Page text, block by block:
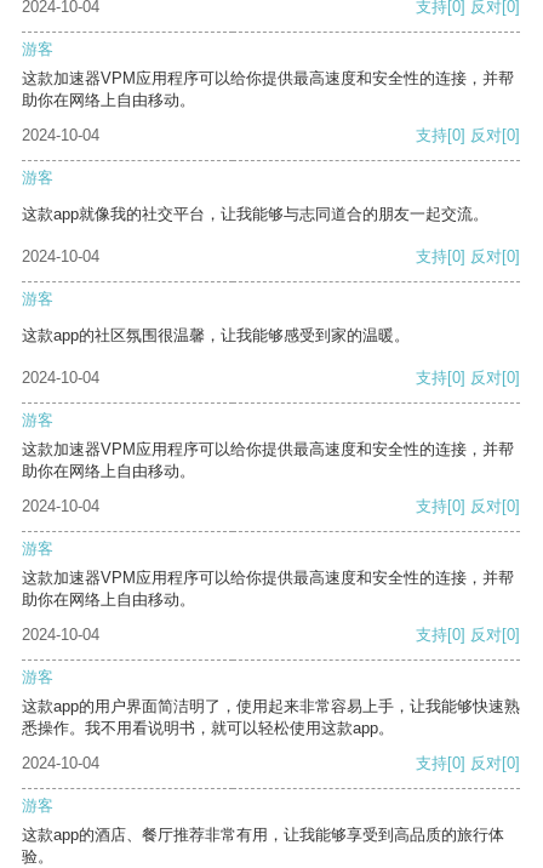
2024-10-04
支持[0] 反对[0]
游客
这款加速器VPM应用程序可以给你提供最高速度和安全性的连接，并帮
助你在网络上自由移动。
2024-10-04
支持[0] 反对[0]
游客
这款app就像我的社交平台，让我能够与志同道合的朋友一起交流。
2024-10-04 支持[0] 反对[0]
游客
这款app的社区氛围很温馨，让我能够感受到家的温暖。
2024-10-04 支持[0] 反对[0]
游客
这款加速器VPM应用程序可以给你提供最高速度和安全性的连接，并帮
助你在网络上自由移动。
2024-10-04
支持[0] 反对[0]
游客
这款加速器VPM应用程序可以给你提供最高速度和安全性的连接，并帮
助你在网络上自由移动。
2024-10-04
支持[0] 反对[0]
游客
这款app的用户界面简洁明了，使用起来非常容易上手，让我能够快速熟
悉操作。我不用看说明书，就可以轻松使用这款app。
2024-10-04
支持[0] 反对[0]
游客
这款app的酒店、餐厅推荐非常有用，让我能够享受到高品质的旅行体
验。